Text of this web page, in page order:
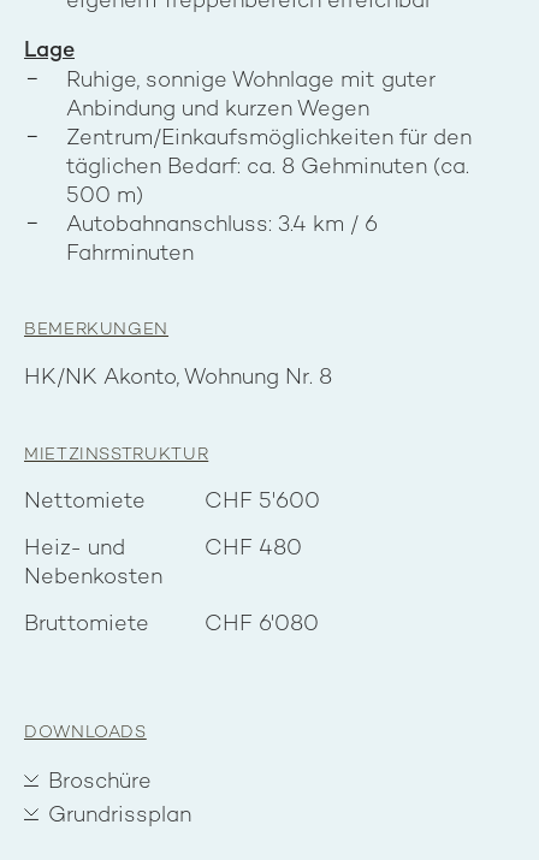
Lage
Ruhige, sonnige Wohnlage mit guter
Anbindung und kurzen Wegen
Zentrum/Einkaufsmöglichkeiten für den
täglichen Bedarf: ca. 8 Gehminuten (ca.
500 m)
Autobahnanschluss: 3.4 km / 6
Fahrminuten
BEMERKUNGEN
HK/NK Akonto, Wohnung Nr. 8
MIETZINSSTRUKTUR
Nettomiete CHF 5'600
Heiz- und
Nebenkosten
CHF 480
Bruttomiete CHF 6'080
DOWNLOADS
Broschüre
Grundrissplan